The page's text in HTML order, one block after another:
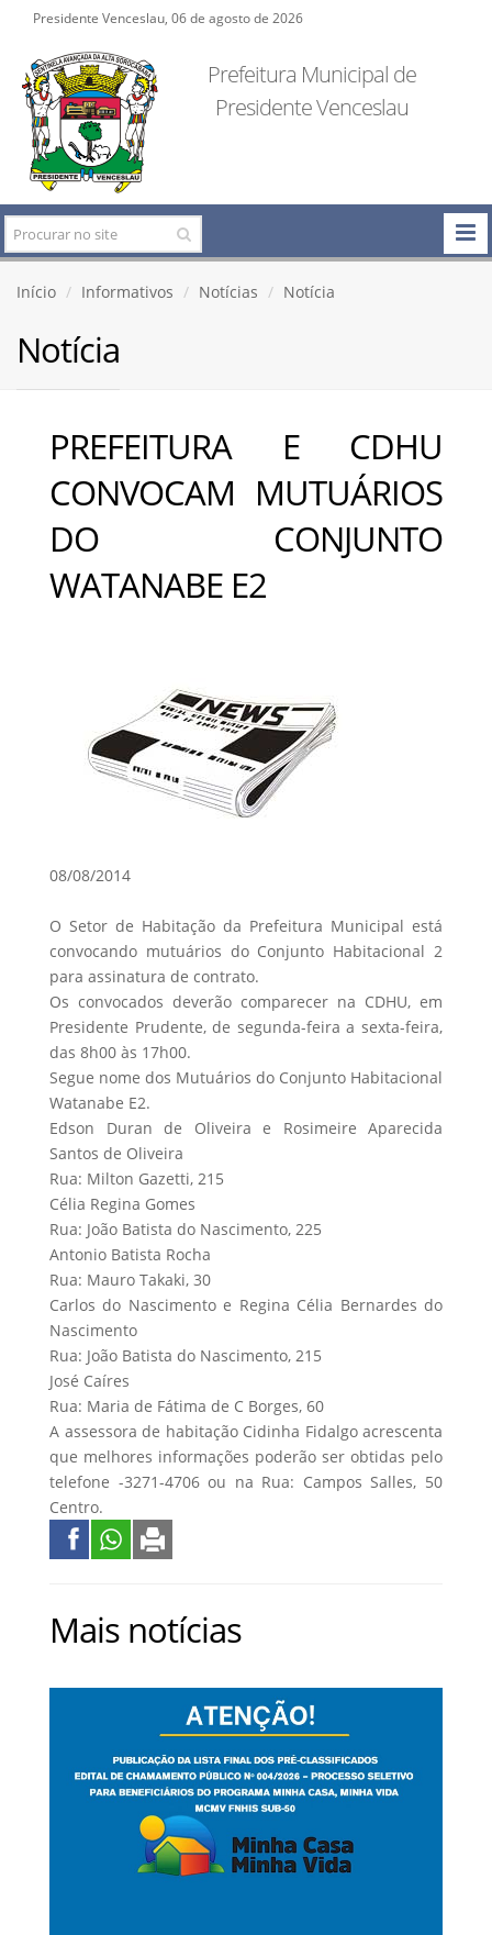
Presidente Venceslau, 06 de agosto de 2026
Prefeitura Municipal de
Presidente Venceslau
Início Informativos Notícias Notícia
Notícia
PREFEITURA E CDHU
CONVOCAM MUTUÁRIOS
DO CONJUNTO
WATANABE E2
08/08/2014
O Setor de Habitação da Prefeitura Municipal está
convocando mutuários do Conjunto Habitacional 2
para assinatura de contrato.
Os convocados deverão comparecer na CDHU, em
Presidente Prudente, de segunda-feira a sexta-feira,
das 8h00 às 17h00.
Segue nome dos Mutuários do Conjunto Habitacional
Watanabe E2.
Edson Duran de Oliveira e Rosimeire Aparecida
Santos de Oliveira
Rua: Milton Gazetti, 215
Célia Regina Gomes
Rua: João Batista do Nascimento, 225
Antonio Batista Rocha
Rua: Mauro Takaki, 30
Carlos do Nascimento e Regina Célia Bernardes do
Nascimento
Rua: João Batista do Nascimento, 215
José Caíres
Rua: Maria de Fátima de C Borges, 60
A assessora de habitação Cidinha Fidalgo acrescenta
que melhores informações poderão ser obtidas pelo
telefone -3271-4706 ou na Rua: Campos Salles, 50
Centro.
Mais notícias